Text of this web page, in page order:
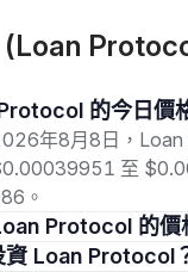
(Loan
Protocol 的今日價
年8月8日，
至
。
Loan Protocol 的
資 Loan Protocol